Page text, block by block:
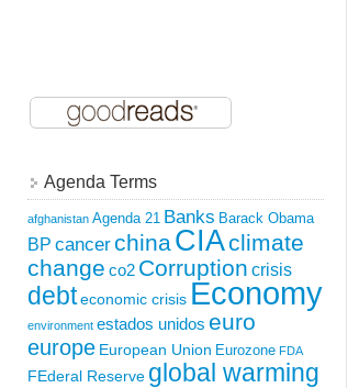
Agenda Terms
afghanistan Agenda 21 Banks Barack Obama
BP cancerchinaCIAclimate
change co2 Corruption crisis
debteconomic crisis Economy
environment estados unidos euro
europe European Union Eurozone FDA
FEderal Reserve global warming